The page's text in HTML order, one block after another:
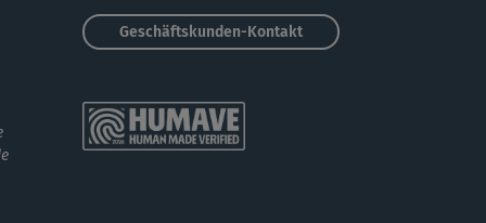
Geschäftskunden-Kontakt